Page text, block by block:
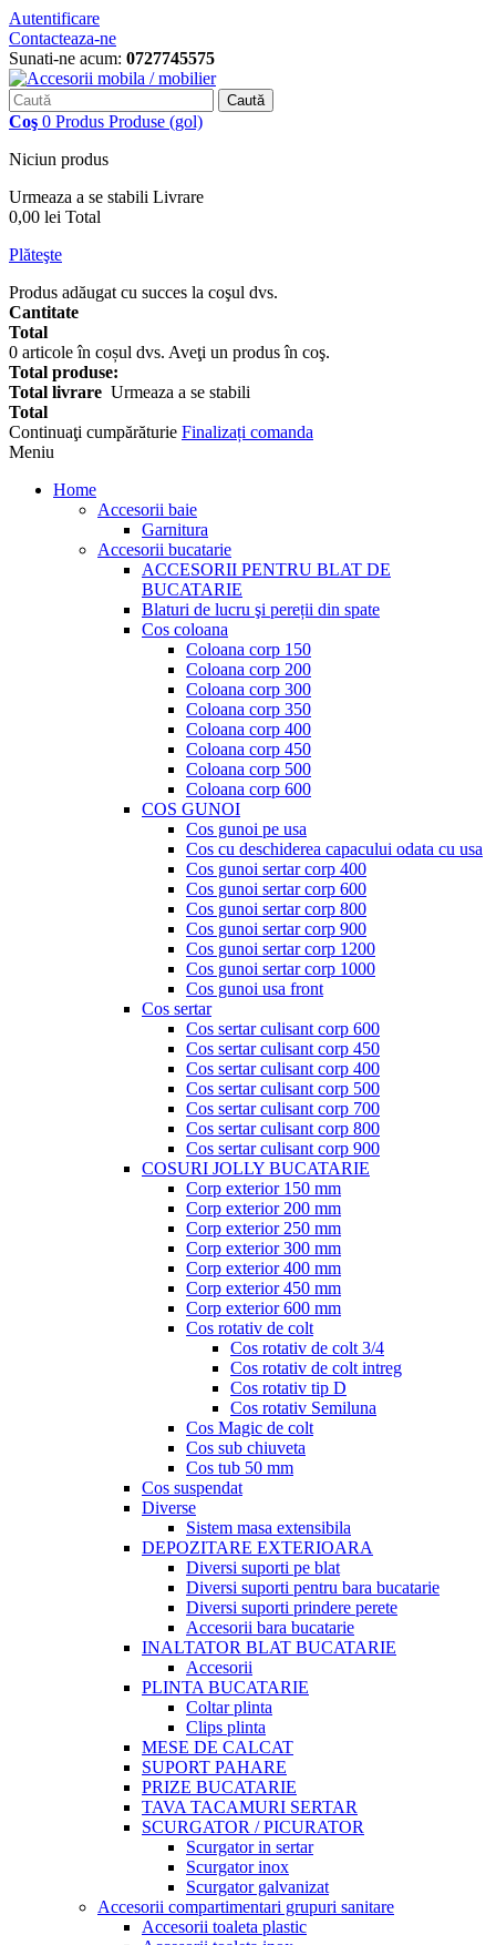
Autentificare
Contacteaza-ne
Sunati-ne acum: 0727745575
Caută
Coş 0 Produs Produse (gol)
Niciun produs
Urmeaza a se stabili Livrare
0,00 lei Total
Plăteşte
Produs adăugat cu succes la coşul dvs.
Cantitate
Total
0 articole în coșul dvs. Aveţi un produs în coş.
Total produse:
Total livrare Urmeaza a se stabili
Total
Continuaţi cumpărăturie Finalizați comanda
Meniu
Home
Accesorii baie
Garnitura
Accesorii bucatarie
ACCESORII PENTRU BLAT DE
BUCATARIE
Blaturi de lucru şi pereții din spate
Cos coloana
Coloana corp 150
Coloana corp 200
Coloana corp 300
Coloana corp 350
Coloana corp 400
Coloana corp 450
Coloana corp 500
Coloana corp 600
COS GUNOI
Cos gunoi pe usa
Cos cu deschiderea capacului odata cu usa
Cos gunoi sertar corp 400
Cos gunoi sertar corp 600
Cos gunoi sertar corp 800
Cos gunoi sertar corp 900
Cos gunoi sertar corp 1200
Cos gunoi sertar corp 1000
Cos gunoi usa front
Cos sertar
Cos sertar culisant corp 600
Cos sertar culisant corp 450
Cos sertar culisant corp 400
Cos sertar culisant corp 500
Cos sertar culisant corp 700
Cos sertar culisant corp 800
Cos sertar culisant corp 900
COSURI JOLLY BUCATARIE
Corp exterior 150 mm
Corp exterior 200 mm
Corp exterior 250 mm
Corp exterior 300 mm
Corp exterior 400 mm
Corp exterior 450 mm
Corp exterior 600 mm
Cos rotativ de colt
Cos rotativ de colt 3/4
Cos rotativ de colt intreg
Cos rotativ tip D
Cos rotativ Semiluna
Cos Magic de colt
Cos sub chiuveta
Cos tub 50 mm
Cos suspendat
Diverse
Sistem masa extensibila
DEPOZITARE EXTERIOARA
Diversi suporti pe blat
Diversi suporti pentru bara bucatarie
Diversi suporti prindere perete
Accesorii bara bucatarie
INALTATOR BLAT BUCATARIE
Accesorii
PLINTA BUCATARIE
Coltar plinta
Clips plinta
MESE DE CALCAT
SUPORT PAHARE
PRIZE BUCATARIE
TAVA TACAMURI SERTAR
SCURGATOR / PICURATOR
Scurgator in sertar
Scurgator inox
Scurgator galvanizat
Accesorii compartimentari grupuri sanitare
Accesorii toaleta plastic